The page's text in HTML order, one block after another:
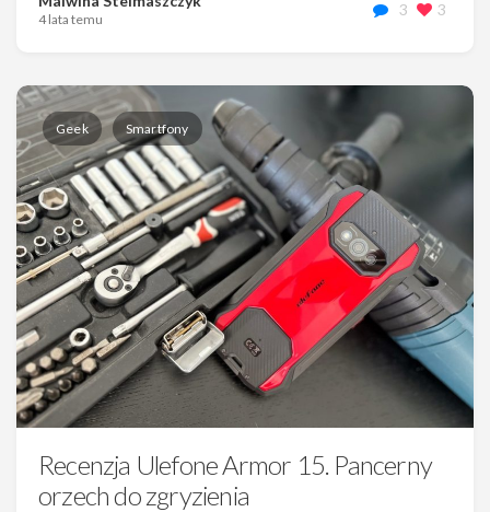
4 lata temu
3 3
Geek Smartfony
Recenzja Ulefone Armor 15. Pancerny
orzech do zgryzienia